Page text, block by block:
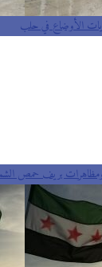
الأوضاع في حلب
بريف حمص